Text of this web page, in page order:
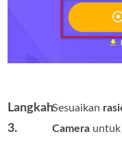
Langkah
3.
Sesuaikan
Camera untuk